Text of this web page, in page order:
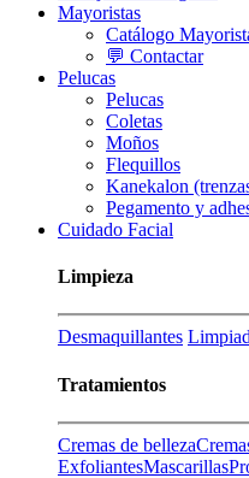
Mayoristas
Catálogo
💬 Contactar
Pelucas
Pelucas
Coletas
Moños
Flequillos
Kanekalon
Pegamento y
Cuidado Facial
Limpieza
Desmaquillantes
Tratamientos
Cremas de belleza
ExfoliantesMascarillas